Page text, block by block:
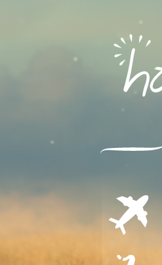
ΜΕΤΑΦΟΡΕΣ
ΔΙΑΣΚΕΔΑΣΗ